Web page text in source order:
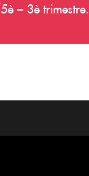
– 3è trimestre.